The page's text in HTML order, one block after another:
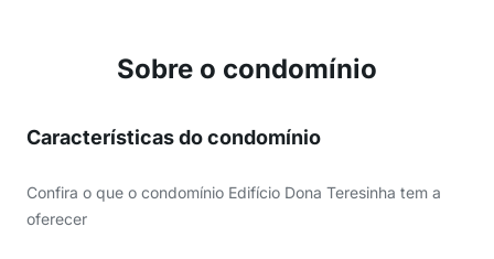
Sobre o condomínio
Características do condomínio
Confira o que o condomínio Edifício Dona Teresinha tem a
oferecer